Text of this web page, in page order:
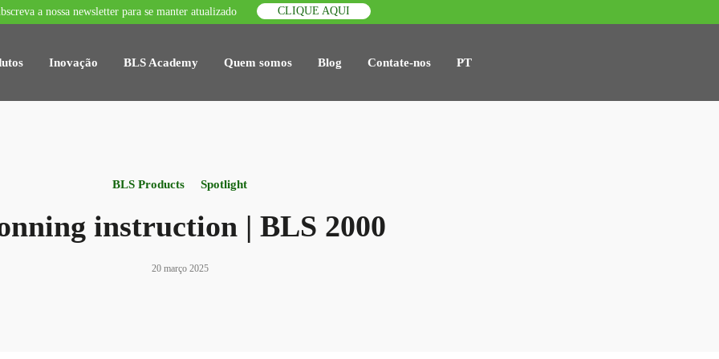
a nossa newsletter para se manter atualizado CLIQUE AQUI
Inovação BLS Academy Quem somos Blog Contate-nos PT
BLS Products Spotlight
instruction | BLS 2000
20 março 2025